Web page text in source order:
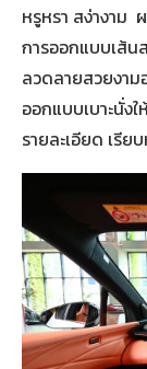
หรูหรา สง่างาม
การออกแบบเส้น
ลวดลายสวยงา
ออกแบบเบาะนั่ง
รายละเอียด เรีย